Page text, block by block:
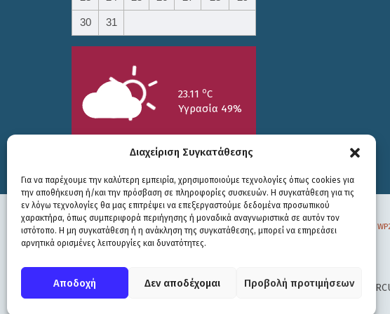
Διαχείριση Συγκατάθεσης
Για να παρέχουμε την καλύτερη εμπειρία, χρησιμοποιούμε τεχνολογίες όπως cookies για
την αποθήκευση ή/και την πρόσβαση σε πληροφορίες συσκευών. Η συγκατάθεση για τις
εν λόγω τεχνολογίες θα μας επιτρέψει να επεξεργαστούμε δεδομένα προσωπικού
χαρακτήρα, όπως συμπεριφορά περιήγησης ή μοναδικά αναγνωριστικά σε αυτόν τον
ιστότοπο. Η μη συγκατάθεση ή η ανάκληση της συγκατάθεσης, μπορεί να επηρεάσει
αρνητικά ορισμένες λειτουργίες και δυνατότητες.
Αποδοχή Δεν αποδέχομαι Προβολή προτιμήσεων
30 31
23.11 oC
Υγρασία 49%
25/7
15.73oC
26/7
17.99oC
27/7
20.94oC
© COPYRIGHT ΔΗΜΟΣ ΣΟΥΛΙΟΥ 2026
WEB DEVELOPMENT BYΕΓΚΡΙΤΟΣ GROUP| GRAPHICS DESIGN BY